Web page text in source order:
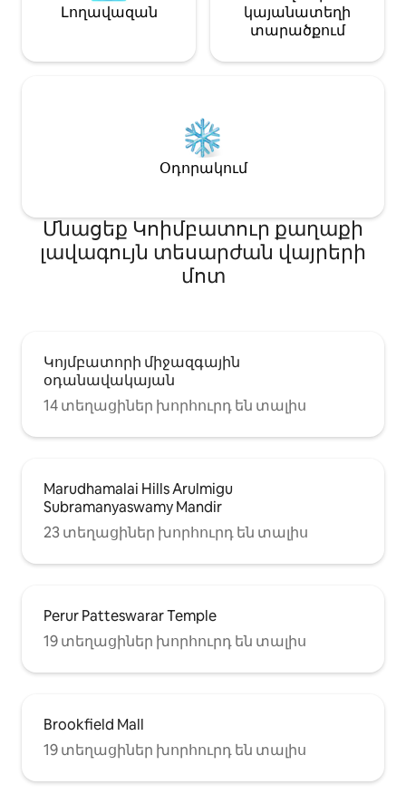
Լողավազան
կայանատեղի
տարածքում
Օդորակում
Մնացեք Կոիմբատուր քաղաքի
լավագույն տեսարժան վայրերի
մոտ
Կոյմբատորի միջազգային
օդանավակայան
14 տեղացիներ խորհուրդ են տալիս
Marudhamalai Hills Arulmigu
Subramanyaswamy Mandir
23 տեղացիներ խորհուրդ են տալիս
Perur Patteswarar Temple
19 տեղացիներ խորհուրդ են տալիս
Brookfield Mall
19 տեղացիներ խորհուրդ են տալիս